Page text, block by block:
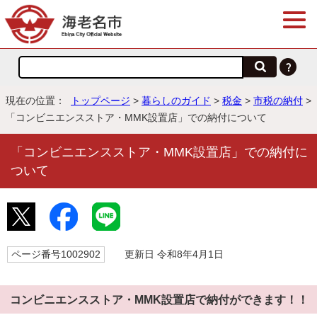
現在の位置： トップページ > 暮らしのガイド > 税金 > 市税の納付 >
「コンビニエンスストア・MMK設置店」での納付について
「コンビニエンスストア・MMK設置店」での納付に
ついて
ページ番号1002902 更新日 令和8年4月1日
コンビニエンスストア・MMK設置店で納付ができます！！